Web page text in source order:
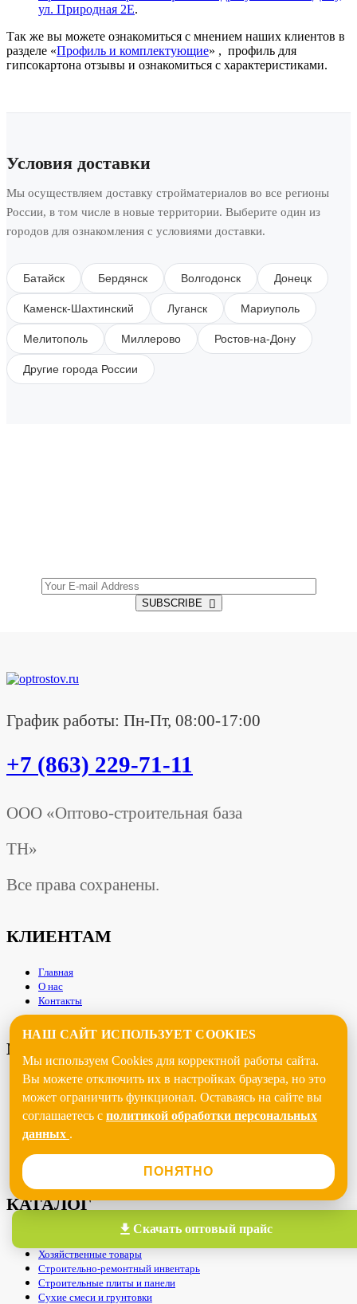
ул. Природная 2Е.
Так же вы можете ознакомиться с мнением наших клиентов в
разделе «Профиль и комплектующие» , профиль для
гипсокартона отзывы и ознакомиться с характеристиками.
Условия доставки
Мы осуществляем доставку стройматериалов во все регионы
России, в том числе в новые территории. Выберите один из
городов для ознакомления с условиями доставки.
Батайск Бердянск Волгодонск Донецк
Каменск-Шахтинский Луганск Мариуполь
Мелитополь Миллерово Ростов-на-Дону
Другие города России
SUBSCRIBE
График работы: Пн-Пт, 08:00-17:00
+7 (863) 229-71-11
ООО «Оптово-строительная база
ТН»
Все права сохранены.
КЛИЕНТАМ
Главная
О нас
Контакты
MY ACCOUNT
Track My Ordrer
View Cart
Sign In
My Wishlist
Privacy Policy
КАТАЛОГ
Хозяйственные товары
Строительно-ремонтный инвентарь
Строительные плиты и панели
Сухие смеси и грунтовки
НАШ САЙТ ИСПОЛЬЗУЕТ COOKIES
Мы используем Cookies для корректной работы сайта.
Вы можете отключить их в настройках браузера, но это
может ограничить функционал. Оставаясь на сайте вы
соглашаетесь с политикой обработки персональных
данных .
ПОНЯТНО
Скачать оптовый прайс